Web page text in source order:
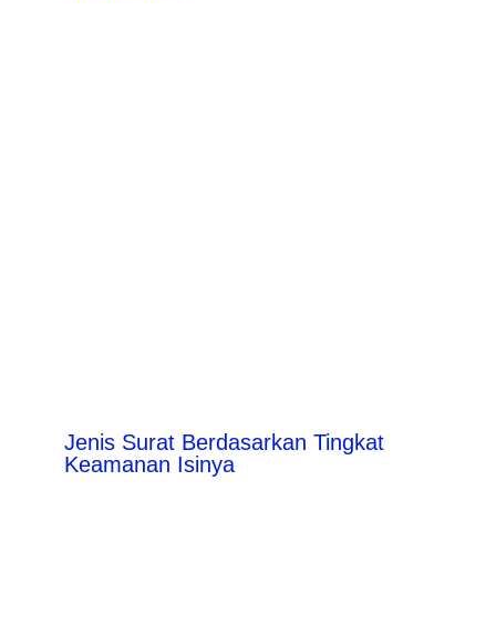
Jenis Surat Berdasarkan Tingkat
Keamanan Isinya